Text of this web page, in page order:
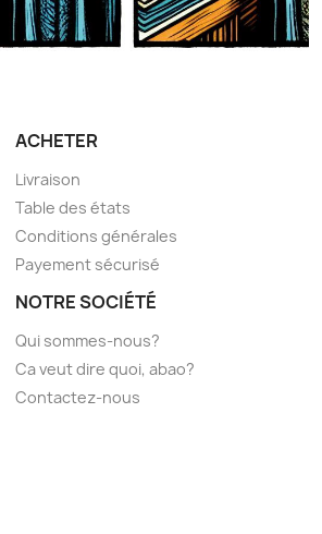
ACHETER
Livraison
Table des états
Conditions générales
Payement sécurisé
NOTRE SOCIÉTÉ
Qui sommes-nous?
Ca veut dire quoi, abao?
Contactez-nous